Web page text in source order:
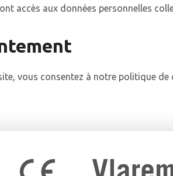
accès aux données personnelles
vous consentez à notre politique